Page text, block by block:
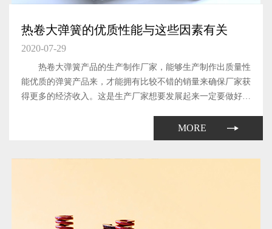
热卷大弹簧的优质性能与这些因素有关
2020-07-29
热卷大弹簧产品的生产制作厂家，能够生产制作出质量性
能优质的弹簧产品来，才能拥有比较不错的销量来确保厂家获
得更多的经济收入。这是生产厂家想要发展起来一定要做好的
质量和性能都与哪些因素有关系呢?下面本文就来简单地介绍
MORE